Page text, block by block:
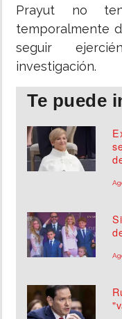
Prayut no
temporalmente
seguir
investigación.
Te puede